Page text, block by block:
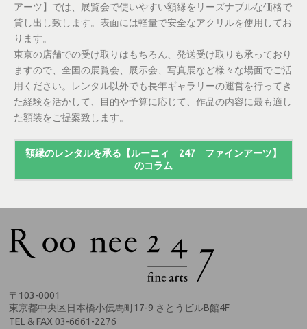
アーツ】では、展覧会で使いやすい額縁をリーズナブルな価格で
貸し出し致します。表面には軽量で安全なアクリルを使用してお
ります。
東京の店舗での受け取りはもちろん、発送受け取りも承っており
ますので、全国の展覧会 展示会 写真展など様々な場面でご活
用ください。レンタル以外でも長年ギャラリーの運営を行ってき
た経験を活かして、目的や予算に応じて、作品の内容に最も適し
た額装をご提案致します。
額縁のレンタルを承る【ルーニィ 247 ファインアーツ】
のコラム
〒103-0001
東京都中央区日本橋小伝馬町17-9 さとうビルB館4F
TEL & FAX 03-6661-2276